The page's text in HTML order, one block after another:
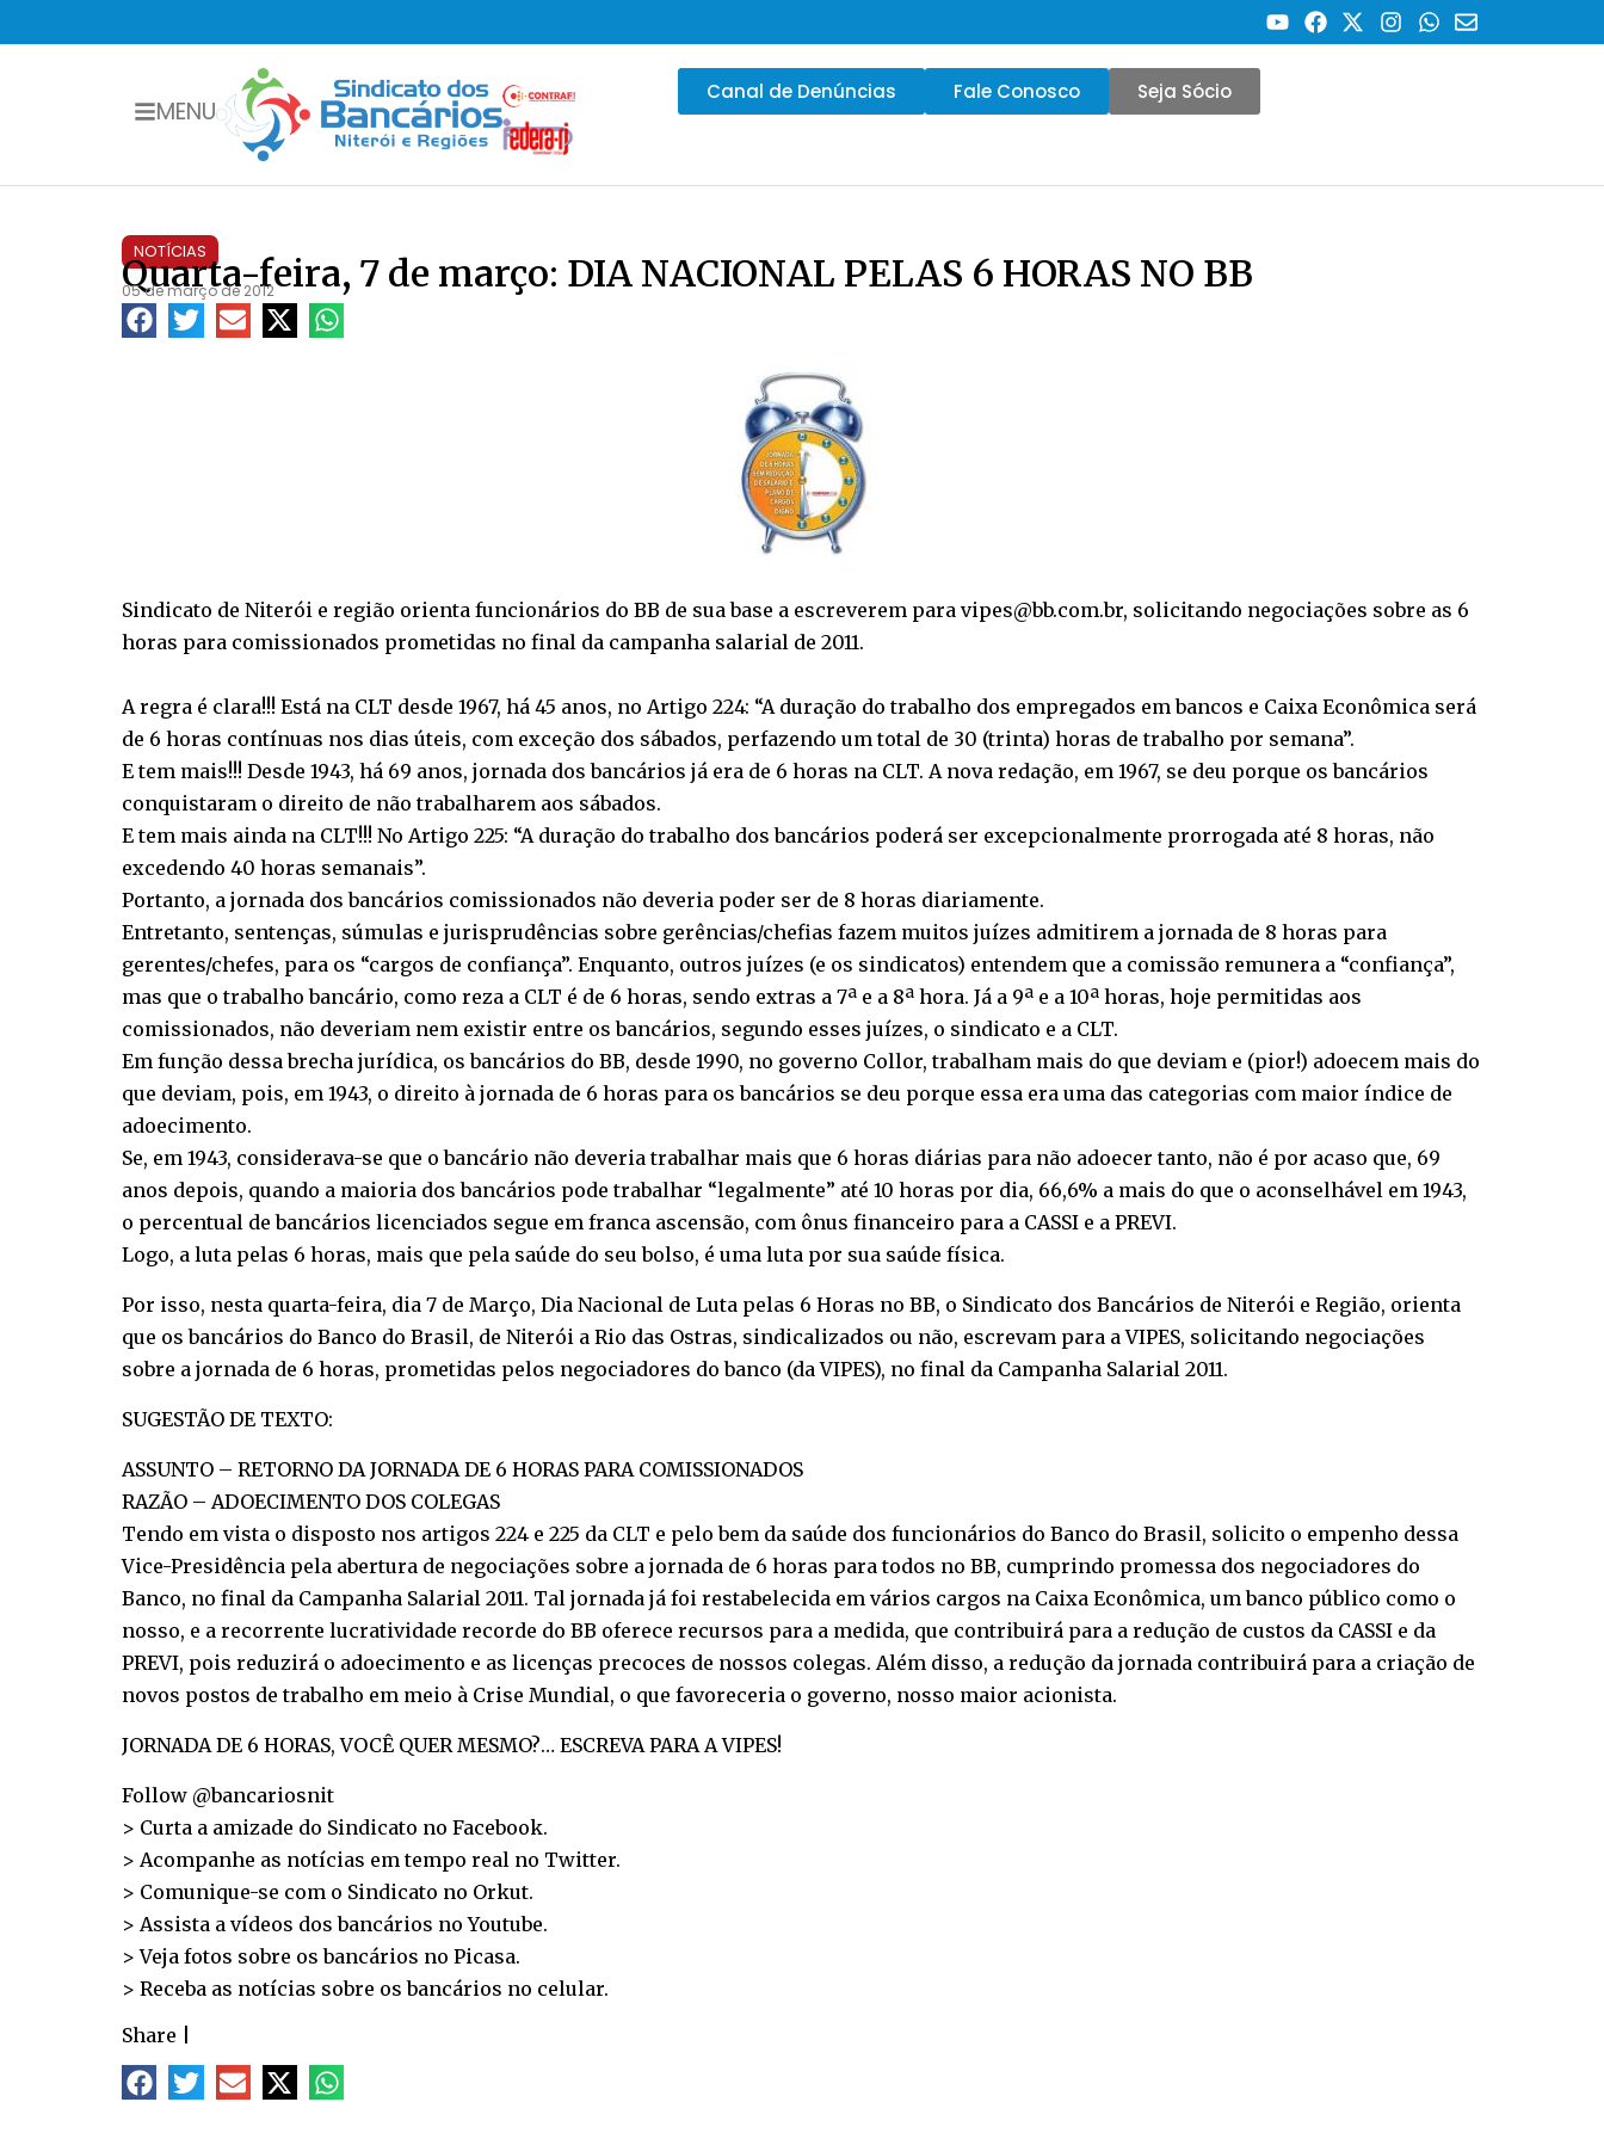
MENU
Canal de Denúncias Fale Conosco Seja Sócio
NOTÍCIAS
Quarta-feira, 7 de março: DIA NACIONAL PELAS 6 HORAS NO BB
05 de março de 2012
Sindicato de Niterói e região orienta funcionários do BB de sua base a escreverem para vipes@bb.com.br, solicitando negociações sobre as 6
horas para comissionados prometidas no final da campanha salarial de 2011.
A regra é clara!!! Está na CLT desde 1967, há 45 anos, no Artigo 224: “A duração do trabalho dos empregados em bancos e Caixa Econômica será
de 6 horas contínuas nos dias úteis, com exceção dos sábados, perfazendo um total de 30 (trinta) horas de trabalho por semana”.
E tem mais!!! Desde 1943, há 69 anos, jornada dos bancários já era de 6 horas na CLT. A nova redação, em 1967, se deu porque os bancários
conquistaram o direito de não trabalharem aos sábados.
E tem mais ainda na CLT!!! No Artigo 225: “A duração do trabalho dos bancários poderá ser excepcionalmente prorrogada até 8 horas, não
excedendo 40 horas semanais”.
Portanto, a jornada dos bancários comissionados não deveria poder ser de 8 horas diariamente.
Entretanto, sentenças, súmulas e jurisprudências sobre gerências/chefias fazem muitos juízes admitirem a jornada de 8 horas para
gerentes/chefes, para os “cargos de confiança”. Enquanto, outros juízes (e os sindicatos) entendem que a comissão remunera a “confiança”,
mas que o trabalho bancário, como reza a CLT é de 6 horas, sendo extras a 7ª e a 8ª hora. Já a 9ª e a 10ª horas, hoje permitidas aos
comissionados, não deveriam nem existir entre os bancários, segundo esses juízes, o sindicato e a CLT.
Em função dessa brecha jurídica, os bancários do BB, desde 1990, no governo Collor, trabalham mais do que deviam e (pior!) adoecem mais do
que deviam, pois, em 1943, o direito à jornada de 6 horas para os bancários se deu porque essa era uma das categorias com maior índice de
adoecimento.
Se, em 1943, considerava-se que o bancário não deveria trabalhar mais que 6 horas diárias para não adoecer tanto, não é por acaso que, 69
anos depois, quando a maioria dos bancários pode trabalhar “legalmente” até 10 horas por dia, 66,6% a mais do que o aconselhável em 1943,
o percentual de bancários licenciados segue em franca ascensão, com ônus financeiro para a CASSI e a PREVI.
Logo, a luta pelas 6 horas, mais que pela saúde do seu bolso, é uma luta por sua saúde física.
Por isso, nesta quarta-feira, dia 7 de Março, Dia Nacional de Luta pelas 6 Horas no BB, o Sindicato dos Bancários de Niterói e Região, orienta
que os bancários do Banco do Brasil, de Niterói a Rio das Ostras, sindicalizados ou não, escrevam para a VIPES, solicitando negociações
sobre a jornada de 6 horas, prometidas pelos negociadores do banco (da VIPES), no final da Campanha Salarial 2011.
SUGESTÃO DE TEXTO:
ASSUNTO – RETORNO DA JORNADA DE 6 HORAS PARA COMISSIONADOS
RAZÃO – ADOECIMENTO DOS COLEGAS
Tendo em vista o disposto nos artigos 224 e 225 da CLT e pelo bem da saúde dos funcionários do Banco do Brasil, solicito o empenho dessa
Vice-Presidência pela abertura de negociações sobre a jornada de 6 horas para todos no BB, cumprindo promessa dos negociadores do
Banco, no final da Campanha Salarial 2011. Tal jornada já foi restabelecida em vários cargos na Caixa Econômica, um banco público como o
nosso, e a recorrente lucratividade recorde do BB oferece recursos para a medida, que contribuirá para a redução de custos da CASSI e da
PREVI, pois reduzirá o adoecimento e as licenças precoces de nossos colegas. Além disso, a redução da jornada contribuirá para a criação de
novos postos de trabalho em meio à Crise Mundial, o que favoreceria o governo, nosso maior acionista.
JORNADA DE 6 HORAS, VOCÊ QUER MESMO?… ESCREVA PARA A VIPES!
Follow @bancariosnit
> Curta a amizade do Sindicato no Facebook.
> Acompanhe as notícias em tempo real no Twitter.
> Comunique-se com o Sindicato no Orkut.
> Assista a vídeos dos bancários noYoutube.
> Veja fotos sobre os bancários no Picasa.
> Receba as notícias sobre os bancários no celular.
Share